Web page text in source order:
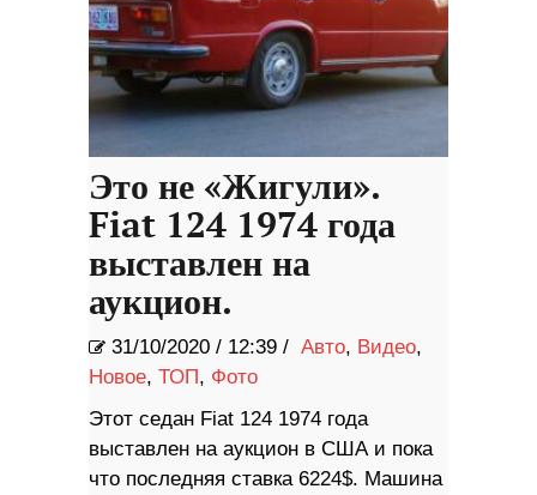
Это не «Жигули».
Fiat 124 1974 года
выставлен на
аукцион.
31/10/2020 / 12:39 / Авто, Видео,
Новое, ТОП, Фото
Этот седан Fiat 124 1974 года
выставлен на аукцион в США и пока
что последняя ставка 6224$. Машина